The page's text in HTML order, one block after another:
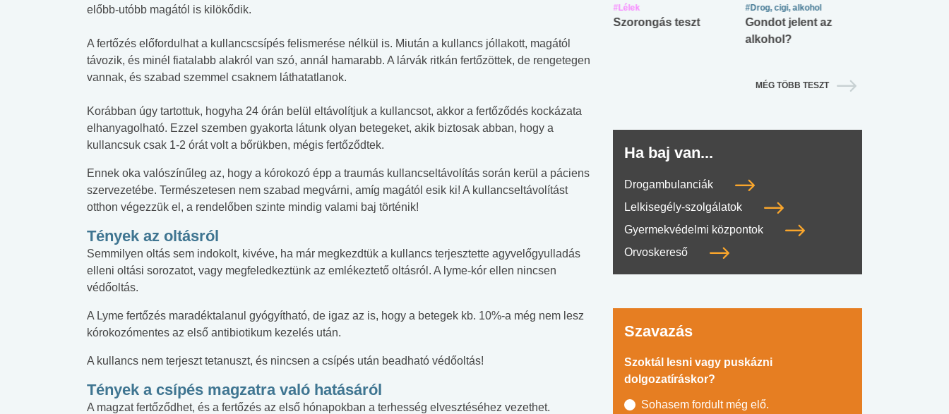
előbb-utóbb magától is kilökődik.
A fertőzés előfordulhat a kullancscsípés felismerése nélkül is. Miután a kullancs jóllakott, magától
távozik, és minél fiatalabb alakról van szó, annál hamarabb. A lárvák ritkán fertőzöttek, de rengetegen
vannak, és szabad szemmel csaknem láthatatlanok.
Korábban úgy tartottuk, hogyha 24 órán belül eltávolítjuk a kullancsot, akkor a fertőződés kockázata
elhanyagolható. Ezzel szemben gyakorta látunk olyan betegeket, akik biztosak abban, hogy a
kullancsuk csak 1-2 órát volt a bőrükben, mégis fertőződtek.
Ennek oka valószínűleg az, hogy a kórokozó épp a traumás kullancseltávolítás során kerül a páciens
szervezetébe. Természetesen nem szabad megvárni, amíg magától esik ki! A kullancseltávolítást
otthon végezzük el, a rendelőben szinte mindig valami baj történik!
Tények az oltásról
Semmilyen oltás sem indokolt, kivéve, ha már megkezdtük a kullancs terjesztette agyvelőgyulladás
elleni oltási sorozatot, vagy megfeledkeztünk az emlékeztető oltásról. A lyme-kór ellen nincsen
védőoltás.
A Lyme fertőzés maradéktalanul gyógyítható, de igaz az is, hogy a betegek kb. 10%-a még nem lesz
kórokozómentes az első antibiotikum kezelés után.
A kullancs nem terjeszt tetanuszt, és nincsen a csípés után beadható védőoltás!
Tények a csípés magzatra való hatásáról
A magzat fertőződhet, és a fertőzés az első hónapokban a terhesség elvesztéséhez vezethet.
#Zöldövezet
lábnyomod?
#Betegségek
tudásteszt
nyelvvizsga teszt -
No.42
teszt
#Lélek
Szorongás teszt
#Drog, cigi, alkohol
Gondot jelent az
alkohol?
MÉG TÖBB TESZT
Ha baj van...
Drogambulanciák
Lelkisegély-szolgálatok
Gyermekvédelmi központok
Orvoskereső
Szavazás
Szoktál lesni vagy puskázni
dolgozatíráskor?
Sohasem fordult még elő.